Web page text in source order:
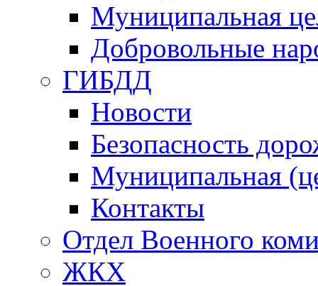
Муниципальная
Добровольные
ГИБДД
Новости
Безопасность
Муниципальная
Контакты
Отдел Военного
ЖКХ